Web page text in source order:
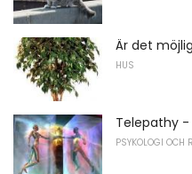
Är det
HUS
Telepathy -
PSYKOLOGI OCH